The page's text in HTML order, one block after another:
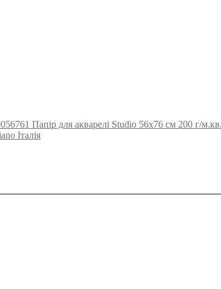
Папір для акварелі Studio 56х76 см 200 г/
Італія